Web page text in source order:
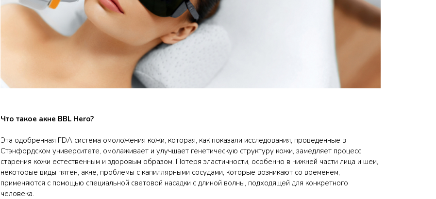
Что такое акне BBL Hero?
Эта одобренная FDA система омоложения кожи, которая, как показали исследования, проведенные в
Стэнфордском университете, омолаживает и улучшает генетическую структуру кожи, замедляет процесс
старения кожи естественным и здоровым образом. Потеря эластичности, особенно в нижней части лица и шеи,
некоторые виды пятен, акне, проблемы с капиллярными сосудами, которые возникают со временем,
применяются с помощью специальной световой насадки с длиной волны, подходящей для конкретного
человека.